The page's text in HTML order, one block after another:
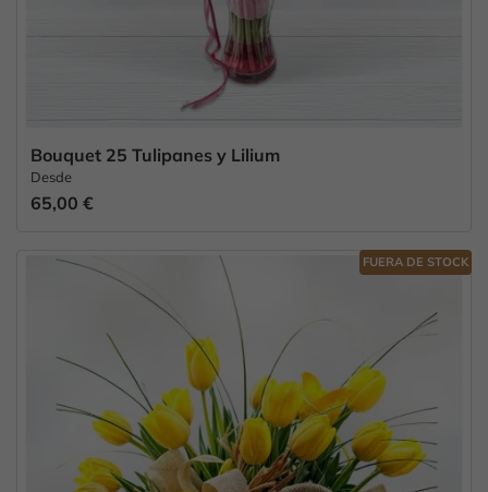
Bouquet 25 Tulipanes y Lilium
Desde
65,00 €
FUERA DE STOCK